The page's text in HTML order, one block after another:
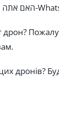
дрон?
дронів?